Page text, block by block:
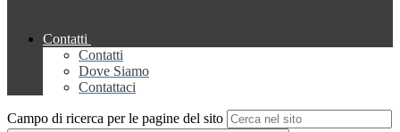
Contatti
Contatti
Dove Siamo
Contattaci
Campo di ricerca per le pagine del sito